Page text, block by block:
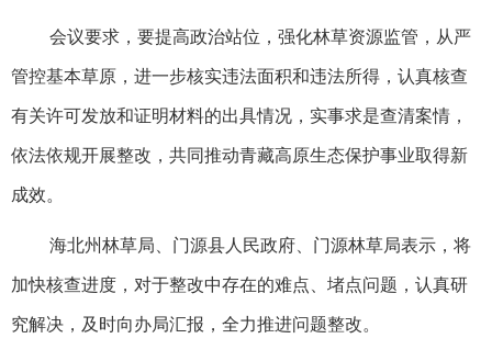
会议要求，要提高政治站位，强化林草资源监管，从严
管控基本草原，进一步核实违法面积和违法所得，认真核查
有关许可发放和证明材料的出具情况，实事求是查清案情，
依法依规开展整改，共同推动青藏高原生态保护事业取得新
成效。
海北州林草局、门源县人民政府、门源林草局表示，将
加快核查进度，对于整改中存在的难点、堵点问题，认真研
究解决，及时向办局汇报，全力推进问题整改。